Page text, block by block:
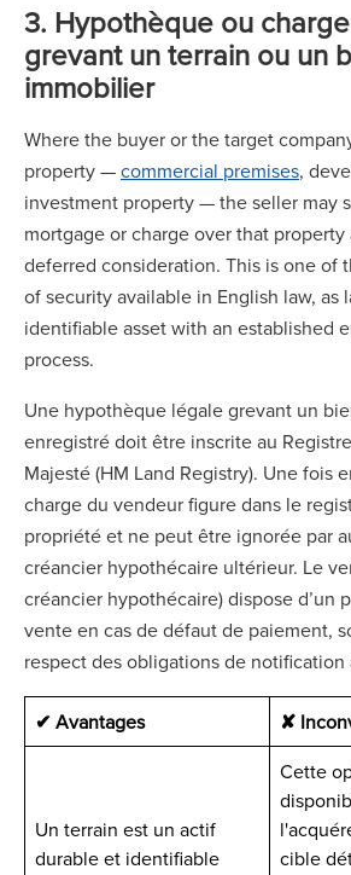
3. Hypothèque ou
grevant un terrain ou un
immobilier
Where the buyer or the target
property —commercial premises,
investment property — the seller may
mortgage or charge over that
deferred consideration. This is one of
of security available in English law, as
identifiable asset with an established
process.
Une hypothèque légale grevant un
enregistré doit être inscrite au
Majesté (HM Land Registry). Une fois
charge du vendeur figure dans le
propriété et ne peut être ignorée par
créancier hypothécaire ultérieur. Le
créancier hypothécaire) dispose d’un
vente en cas de défaut de paiement,
respect des obligations de notification
✔ Avantages ✘
Un terrain est un actif
durable et identifiable
Cette
cible